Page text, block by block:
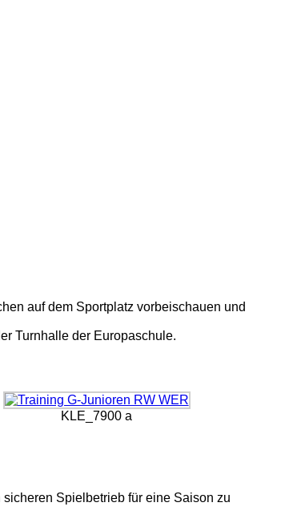
auf dem Sportplatz vorbeischauen und
Turnhalle der Europaschule.
KLE_7900 a
Spielbetrieb für eine Saison zu